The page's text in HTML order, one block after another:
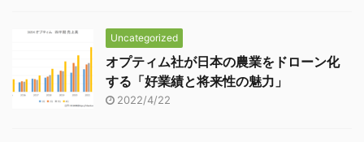
分かるように「みずほフ
ィナンシャルグループ」
Uncategorized
オプティム社が日本の農業をドローン化
する「好業績と将来性の魅力」
2022/4/22